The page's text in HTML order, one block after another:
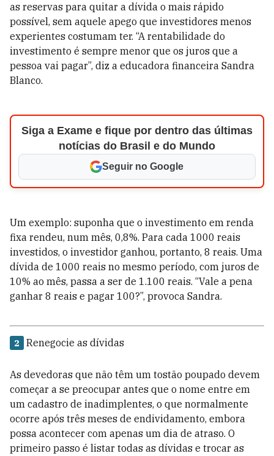
as reservas para quitar a dívida o mais rápido
possível, sem aquele apego que investidores menos
experientes costumam ter. “A rentabilidade do
investimento é sempre menor que os juros que a
pessoa vai pagar”, diz a educadora financeira Sandra
Blanco.
Siga a Exame e fique por dentro das últimas
notícias do Brasil e do Mundo
Seguir no Google
Um exemplo: suponha que o investimento em renda
fixa rendeu, num mês, 0,8%. Para cada 1000 reais
investidos, o investidor ganhou, portanto, 8 reais. Uma
dívida de 1000 reais no mesmo período, com juros de
10% ao mês, passa a ser de 1.100 reais. “Vale a pena
ganhar 8 reais e pagar 100?”, provoca Sandra.
2 Renegocie as dívidas
As devedoras que não têm um tostão poupado devem
começar a se preocupar antes que o nome entre em
um cadastro de inadimplentes, o que normalmente
ocorre após três meses de endividamento, embora
possa acontecer com apenas um dia de atraso. O
primeiro passo é listar todas as dívidas e trocar as